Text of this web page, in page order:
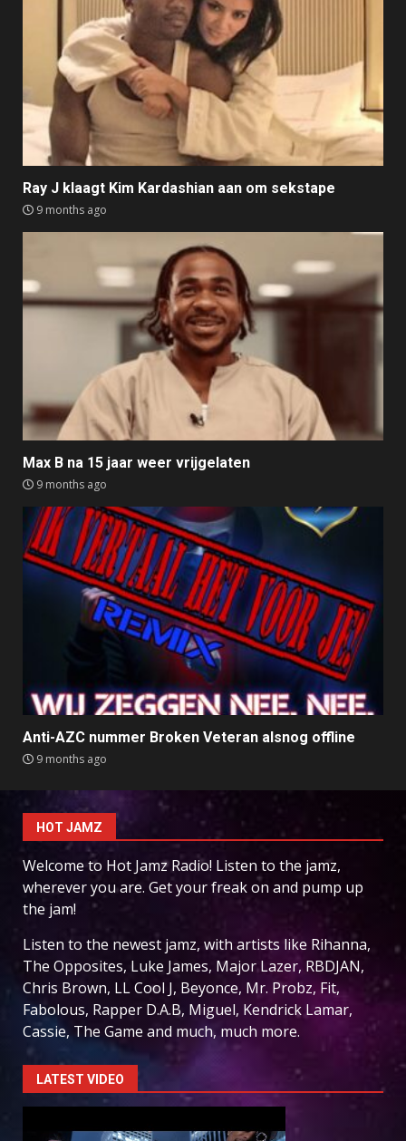
Ray J klaagt Kim Kardashian aan om sekstape
9 months ago
Max B na 15 jaar weer vrijgelaten
9 months ago
Anti-AZC nummer Broken Veteran alsnog offline
9 months ago
HOT JAMZ
Welcome to Hot Jamz Radio! Listen to the jamz,
wherever you are. Get your freak on and pump up
the jam!
Listen to the newest jamz, with artists like Rihanna,
The Opposites, Luke James, Major Lazer, RBDJAN,
Chris Brown, LL Cool J, Beyonce, Mr. Probz, Fit,
Fabolous, Rapper D.A.B, Miguel, Kendrick Lamar,
Cassie, The Game and much, much more.
LATEST VIDEO